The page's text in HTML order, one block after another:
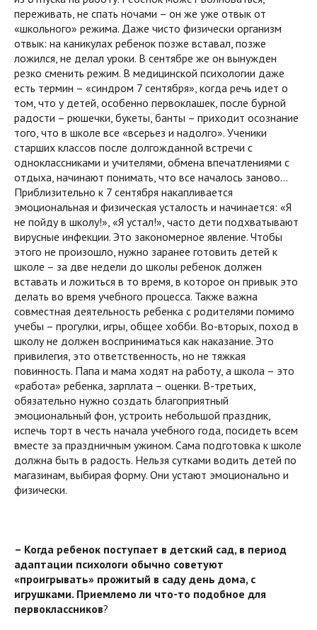
переживать, не спать ночами – он же уже отвык от
«школьного» режима. Даже чисто физически организм
отвык: на каникулах ребенок позже вставал, позже
ложился, не делал уроки. В сентябре же он вынужден
резко сменить режим. В медицинской психологии даже
есть термин – «синдром 7 сентября», когда речь идет о
том, что у детей, особенно первоклашек, после бурной
радости – рюшечки, букеты, банты – приходит осознание
того, что в школе все «всерьез и надолго». Ученики
старших классов после долгожданной встречи с
одноклассниками и учителями, обмена впечатлениями с
отдыха, начинают понимать, что все началось заново…
Приблизительно к 7 сентября накапливается
эмоциональная и физическая усталость и начинается: «Я
не пойду в школу!», «Я устал!», часто дети подхватывают
вирусные инфекции. Это закономерное явление. Чтобы
этого не произошло, нужно заранее готовить детей к
школе – за две недели до школы ребенок должен
вставать и ложиться в то время, в которое он привык это
делать во время учебного процесса. Также важна
совместная деятельность ребенка с родителями помимо
учебы – прогулки, игры, общее хобби. Во-вторых, поход в
школу не должен восприниматься как наказание. Это
привилегия, это ответственность, но не тяжкая
повинность. Папа и мама ходят на работу, а школа – это
«работа» ребенка, зарплата – оценки. В-третьих,
обязательно нужно создать благоприятный
эмоциональный фон, устроить небольшой праздник,
испечь торт в честь начала учебного года, посидеть всем
вместе за праздничным ужином. Сама подготовка к школе
должна быть в радость. Нельзя сутками водить детей по
магазинам, выбирая форму. Они устают эмоционально и
физически.
– Когда ребенок поступает в детский сад, в период
адаптации психологи обычно советуют
«проигрывать» прожитый в саду день дома, с
игрушками. Приемлемо ли что-то подобное для
первоклассников?